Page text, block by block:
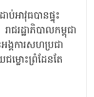
ប់អាវុធបានផ្ទុះ
រដ្ឋាភិបាលកម្ពុជា
ង្គការសហប្រជា
ជម្លោះព្រំដែនតែ